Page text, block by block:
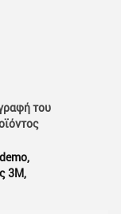
του
,
3M,